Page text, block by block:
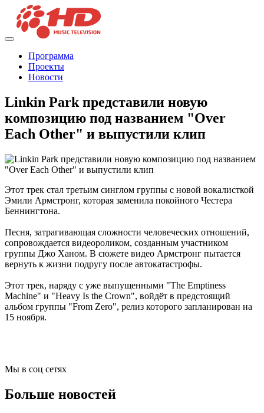
Программа
Проекты
Новости
Linkin Park представили новую
композицию под названием "Over
Each Other" и выпустили клип
Этот трек стал третьим синглом группы с новой вокалисткой
Эмили Армстронг, которая заменила покойного Честера
Беннингтона.
Песня, затрагивающая сложности человеческих отношений,
сопровождается видеороликом, созданным участником
группы Джо Ханом. В сюжете видео Армстронг пытается
вернуть к жизни подругу после автокатастрофы.
Этот трек, наряду с уже выпущенными "The Emptiness
Machine" и "Heavy Is the Crown", войдёт в предстоящий
альбом группы "From Zero", релиз которого запланирован на
15 ноября.
Мы в соц сетях
Больше новостей